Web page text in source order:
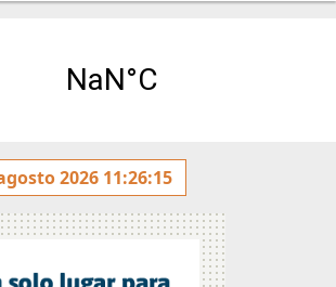
llegó al Congreso de la Nación a
2026 11:26:15